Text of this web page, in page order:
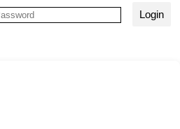
Login